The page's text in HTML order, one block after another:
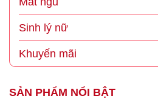
Sinh lý nữ
Khuyến mãi
SẢN PHẨM NỔI BẬT